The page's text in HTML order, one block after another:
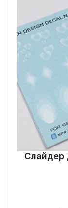
Слайдер